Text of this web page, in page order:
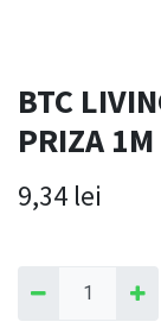
BTC
PRIZA
9,34 lei